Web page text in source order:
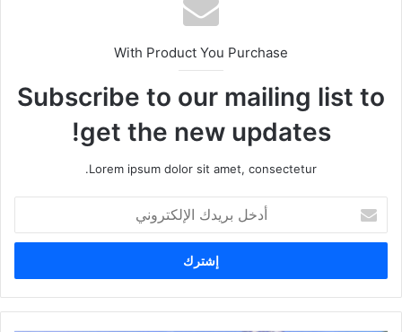
With Product You Purchase
Subscribe to our mailing list to
get the new updates!
Lorem ipsum dolor sit amet, consectetur.
بريدك
الإلكتروني